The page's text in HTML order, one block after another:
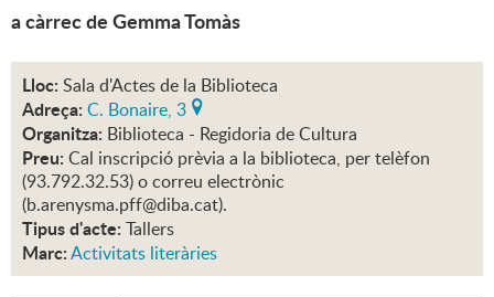
a càrrec de Gemma Tomàs
Lloc: Sala d'Actes de la Biblioteca
Adreça: C. Bonaire, 3
Organitza: Biblioteca - Regidoria de Cultura
Preu: Cal inscripció prèvia a la biblioteca, per telèfon
(93.792.32.53) o correu electrònic
(b.arenysma.pff@diba.cat).
Tipus d'acte: Tallers
Marc:Activitats literàries